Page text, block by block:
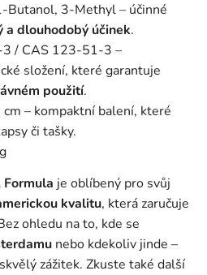
Butanol, 3-Methyl – účinné
a dlouhodobý účinek.
/ CAS 123-51-3 –
složení, které garantuje
použití.
– kompaktní balení, které
či tašky.
Formula je oblíbený pro svůj
kvalitu, která zaručuje
ohledu na to, kde se
nebo kdekoliv jinde –
zážitek. Zkuste také další